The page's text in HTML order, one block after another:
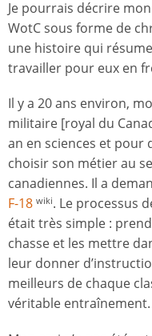
Je pourrais décrire
WotC sous forme de
une histoire qui
travailler pour eux en
Il y a 20 ans environ,
militaire [royal du
an en sciences et pour
choisir son métier au
canadiennes. Il a
F-18 wiki. Le processus
était très simple :
chasse et les mettre
leur donner
meilleurs de chaque
véritable entraînement.